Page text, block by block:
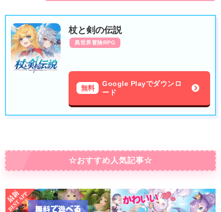
杖と剣の伝説
異世界冒険RPG
無料
Google Playでダウンロ
ード
☆おすすめ人気記事☆